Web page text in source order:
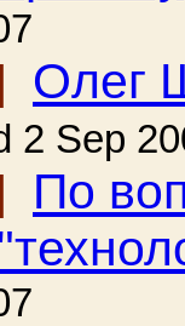
Олег
2 Sep
По